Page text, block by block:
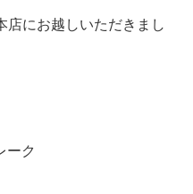
店にお越しいただきまし
ーク